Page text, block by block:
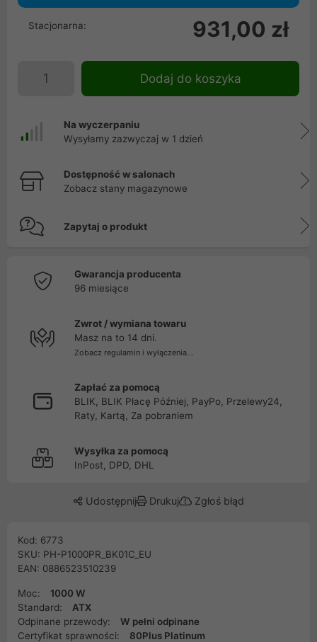
Stacjonarna: 931,00 zł
Dodaj do koszyka
Na wyczerpaniu
Wysyłamy zazwyczaj w 1 dzień
Dostępność w salonach
Zobacz stany magazynowe
Zapytaj o produkt
Gwarancja producenta
96 miesiące
Zwrot / wymiana towaru
Masz na to 14 dni.
Zobacz regulamin i wyłączenia...
Zapłać za pomocą
BLIK, BLIK Płacę Później, PayPo, Przelewy24,
Raty, Kartą, Za pobraniem
Wysyłka za pomocą
InPost, DPD, DHL
Udostępnij Drukuj Zgłoś błąd
Kod: 6773
SKU: PH-P1000PR_BK01C_EU
EAN: 0886523510239
Moc:
1000 W
Standard:
ATX
Odpinane przewody:
W pełni odpinane
Certyfikat sprawności:
80Plus Platinum